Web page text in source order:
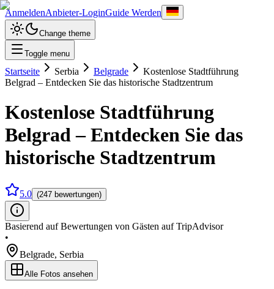
AnmeldenAnbieter-LoginGuide Werden
Change theme
Toggle menu
Startseite Serbia Belgrade
Kostenlose Stadtführung
Belgrad – Entdecken Sie das historische Stadtzentrum
Kostenlose Stadtführung
Belgrad – Entdecken Sie das
historische Stadtzentrum
5.0 (247 bewertungen)
Basierend auf Bewertungen von Gästen auf TripAdvisor
•
Belgrade, Serbia
Alle Fotos ansehen